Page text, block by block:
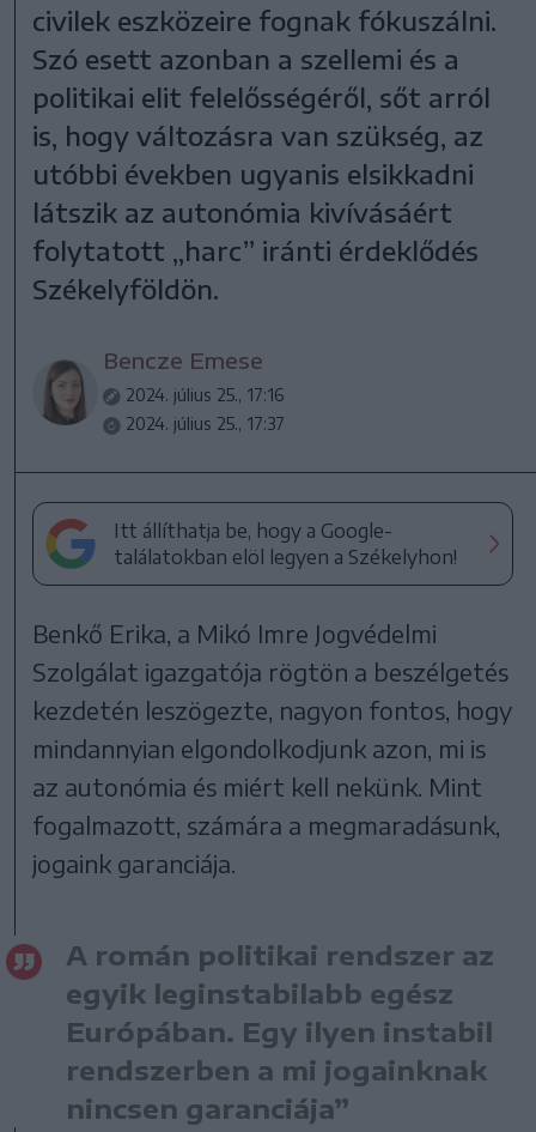
civilek eszközeire fognak fókuszálni.
Szó esett azonban a szellemi és a
politikai elit felelősségéről, sőt arról
is, hogy változásra van szükség, az
utóbbi években ugyanis elsikkadni
látszik az autonómia kivívásáért
folytatott „harc” iránti érdeklődés
Székelyföldön.
Bencze Emese
2024. július 25., 17:16
2024. július 25., 17:37
Itt állíthatja be, hogy a Google-
találatokban elöl legyen a Székelyhon!
Benkő Erika, a Mikó Imre Jogvédelmi
Szolgálat igazgatója rögtön a beszélgetés
kezdetén leszögezte, nagyon fontos, hogy
mindannyian elgondolkodjunk azon, mi is
az autonómia és miért kell nekünk. Mint
fogalmazott, számára a megmaradásunk,
jogaink garanciája.
A román politikai rendszer az
egyik leginstabilabb egész
Európában. Egy ilyen instabil
rendszerben a mi jogainknak
nincsen garanciája”